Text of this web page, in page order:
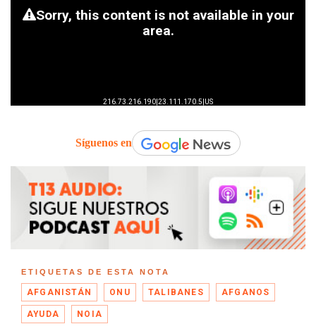
Síguenos en
ETIQUETAS DE ESTA NOTA
AFGANISTÁN ONU TALIBANES AFGANOS
AYUDA NOIA